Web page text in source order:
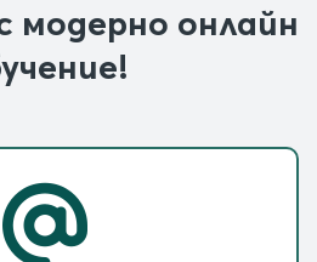
модерно онлайн